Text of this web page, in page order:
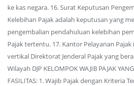
ke kas negara. 16. Surat Keputusan
Kelebihan Pajak adalah keputusan yang
pengembalian pendahuluan kelebihan
Pajak tertentu. 17. Kantor Pelayanan Pajak
vertikal Direktorat Jenderal Pajak yang
Wilayah DJP KELOMPOK WAJIB PAJAK
FASILITAS: 1. Wajib Pajak dengan Kriteria